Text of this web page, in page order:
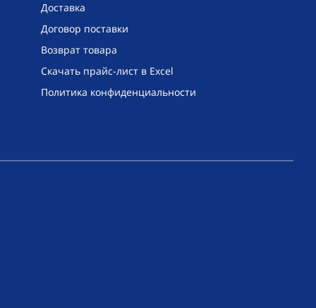
Доставка
Договор поставки
Возврат товара
Скачать прайс-лист в Excel
Политика конфиденциальности